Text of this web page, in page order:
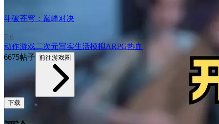
斗破苍穹：巅峰对决
7.6
动作游戏二次元写实生活模拟ARPG热血
6675帖子 前往游戏圈
下载